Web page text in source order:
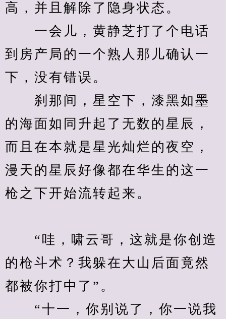
高，并且解除了隐身状态。
一会儿，黄静芝打了个电话
到房产局的一个熟人那儿确认一
下，没有错误。
刹那间，星空下，漆黑如墨
的海面如同升起了无数的星辰，
而且在本就是星光灿烂的夜空，
漫天的星辰好像都在华生的这一
枪之下开始流转起来。
“哇，啸云哥，这就是你创造
的枪斗术？我躲在大山后面竟然
都被你打中了”。
“十一，你别说了，你一说我